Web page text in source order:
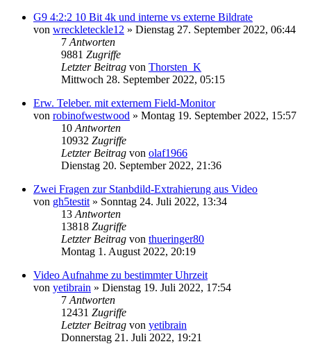
G9 4:2:2 10 Bit 4k und interne vs externe Bildrate
von wreckleteckle12 » Dienstag 27. September 2022, 06:44
7 Antworten
9881 Zugriffe
Letzter Beitrag von Thorsten_K
Mittwoch 28. September 2022, 05:15
Erw. Teleber. mit externem Field-Monitor
von robinofwestwood » Montag 19. September 2022, 15:57
10 Antworten
10932 Zugriffe
Letzter Beitrag von olaf1966
Dienstag 20. September 2022, 21:36
Zwei Fragen zur Stanbdild-Extrahierung aus Video
von gh5testit » Sonntag 24. Juli 2022, 13:34
13 Antworten
13818 Zugriffe
Letzter Beitrag von thueringer80
Montag 1. August 2022, 20:19
Video Aufnahme zu bestimmter Uhrzeit
von yetibrain » Dienstag 19. Juli 2022, 17:54
7 Antworten
12431 Zugriffe
Letzter Beitrag von yetibrain
Donnerstag 21. Juli 2022, 19:21